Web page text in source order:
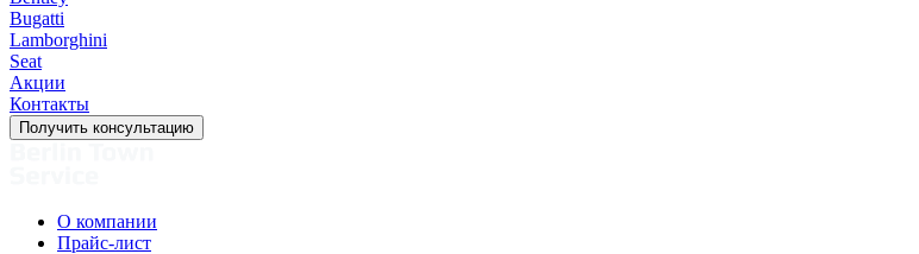
Bugatti
Lamborghini
Seat
Акции
Контакты
Получить консультацию
О компании
Прайс-лист